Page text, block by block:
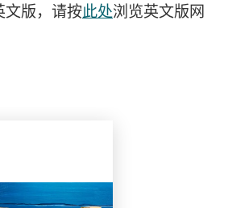
文版，请按此处浏览英文版网